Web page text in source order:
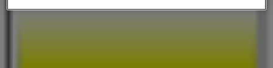
福岡県糟屋郡篠栗町大字尾仲99番地1, 糟屋郡